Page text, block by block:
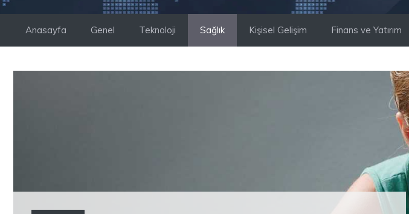
Anasayfa Genel Teknoloji Sağlık Kişisel Gelişim Finans ve Yatırım